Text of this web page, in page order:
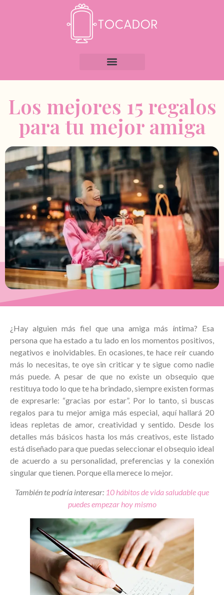
Los mejores 15 regalos
para tu mejor amiga
¿Hay alguien más fiel que una amiga más íntima? Esa
persona que ha estado a tu lado en los momentos positivos,
negativos e inolvidables. En ocasiones, te hace reír cuando
más lo necesitas, te oye sin criticar y te sigue como nadie
más puede. A pesar de que no existe un obsequio que
restituya todo lo que te ha brindado, siempre existen formas
de expresarle: “gracias por estar”. Por lo tanto, si buscas
regalos para tu mejor amiga más especial, aquí hallará 20
ideas repletas de amor, creatividad y sentido. Desde los
detalles más básicos hasta los más creativos, este listado
está diseñado para que puedas seleccionar el obsequio ideal
de acuerdo a su personalidad, preferencias y la conexión
singular que tienen. Porque ella merece lo mejor.
También te podría interesar: 10 hábitos de vida saludable que
puedes empezar hoy mismo